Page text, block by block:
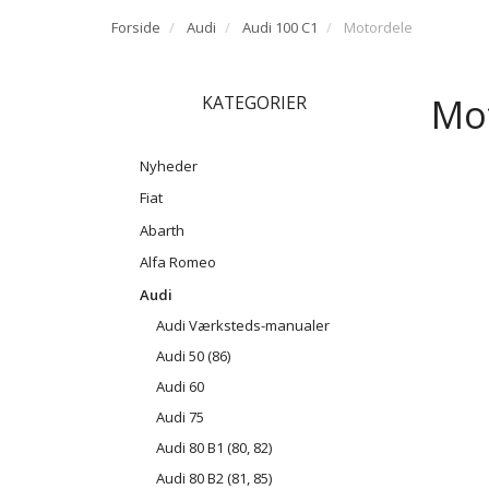
Forside Audi Audi 100 C1 Motordele
KATEGORIER
Nyheder
Fiat
Abarth
Alfa Romeo
Audi
Audi Værksteds-manualer
Audi 50 (86)
Audi 60
Audi 75
Audi 80 B1 (80, 82)
Audi 80 B2 (81, 85)